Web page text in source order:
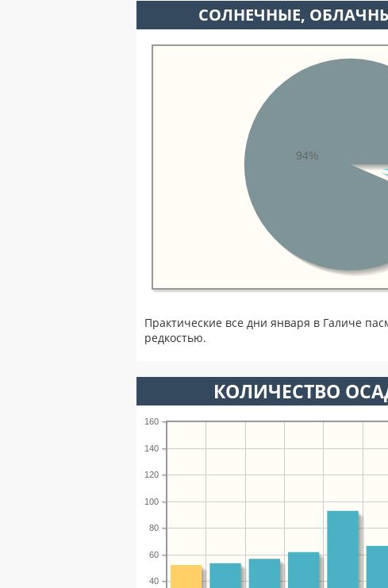
CОЛНЕЧНЫЕ,
94%
Практические все дни января в Галиче
редкостью.
КОЛИЧЕСТВО
40
60
80
100
120
140
160